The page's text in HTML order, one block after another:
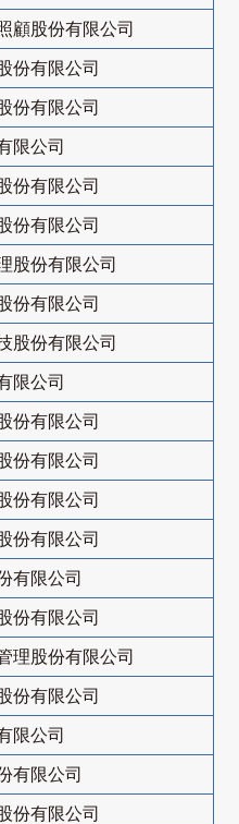
顧股份有限公司
份有限公司
份有限公司
限公司
份有限公司
份有限公司
股份有限公司
份有限公司
股份有限公司
限公司
份有限公司
份有限公司
份有限公司
份有限公司
有限公司
份有限公司
理股份有限公司
份有限公司
限公司
有限公司
份有限公司